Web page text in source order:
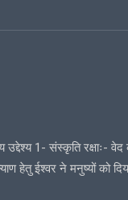
1- संस्कृति रक्षाः-
हेतु ईश्वर ने मनुष्यों को